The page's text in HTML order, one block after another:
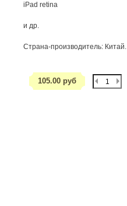
iPad retina
и др.
Страна-производитель: Китай.
105.00 руб